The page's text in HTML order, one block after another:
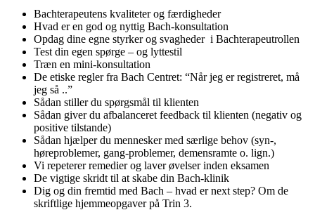
Bachterapeutens kvaliteter og færdigheder
Hvad er en god og nyttig Bach-konsultation
Opdag dine egne styrker og svagheder i Bachterapeutrollen
Test din egen spørge – og lyttestil
Træn en mini-konsultation
De etiske regler fra Bach Centret: “Når jeg er registreret, må
jeg så ..”
Sådan stiller du spørgsmål til klienten
Sådan giver du afbalanceret feedback til klienten (negativ og
positive tilstande)
Sådan hjælper du mennesker med særlige behov (syn-,
høreproblemer, gang-problemer, demensramte o. lign.)
Vi repeterer remedier og laver øvelser inden eksamen
De vigtige skridt til at skabe din Bach-klinik
Dig og din fremtid med Bach – hvad er next step? Om de
skriftlige hjemmeopgaver på Trin 3.